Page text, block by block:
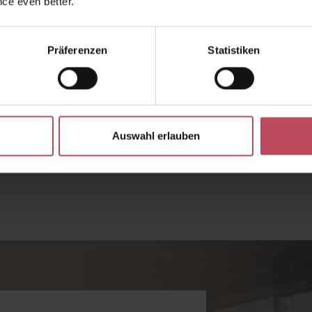
Präferenzen Statistiken
Auswahl erlauben
Wert ein oder benutze die